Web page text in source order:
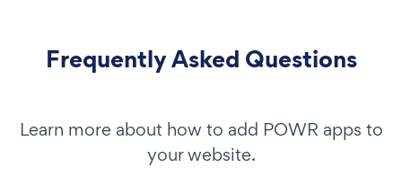
Frequently Asked Questions
Learn more about how to add POWR apps to
your website.